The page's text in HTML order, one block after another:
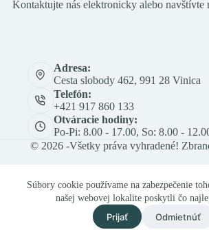
Súbory cookie používame na zabezpečenie
našej webovej lokalite poskytli čo
Prijať Odmietnúť
Kontaktujte nás elektronicky alebo navštívte
Adresa:
Cesta slobody 462, 991 28 Vinica
Telefón:
+421 917 860 133
Otváracie hodiny:
Po-Pi: 8.00 - 17.00, So: 8.00 -
© 2026 -Všetky práva vyhradené!